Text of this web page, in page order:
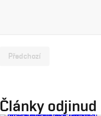
Předchozí
Články odjinud